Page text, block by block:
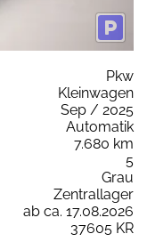
Pkw
Kleinwagen
Sep / 2025
Automatik
7.680 km
5
Grau
Zentrallager
ab ca. 17.08.2026
37605 KR